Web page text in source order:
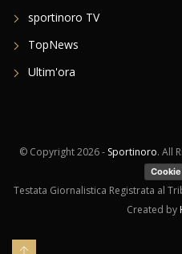
sportinoro TV
TopNews
Ultim'ora
© Copyright2026 - Sportinoro. All
Testata Giornalistica Registrata al
Created by